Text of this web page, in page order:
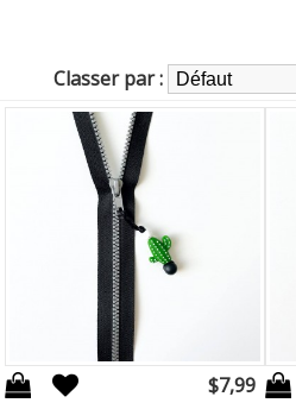
Classer par :
$7,99